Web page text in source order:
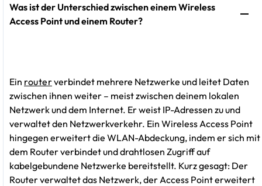
Was ist der Unterschied zwischen einem Wireless
Access Point und einem Router?
Ein routerverbindet mehrere Netzwerke und leitet Daten
zwischen ihnen weiter – meist zwischen deinem lokalen
Netzwerk und dem Internet. Er weist IP-Adressen zu und
verwaltet den Netzwerkverkehr. Ein Wireless Access Point
hingegen erweitert die WLAN-Abdeckung, indem er sich mit
dem Router verbindet und drahtlosen Zugriff auf
kabelgebundene Netzwerke bereitstellt. Kurz gesagt: Der
Router verwaltet das Netzwerk, der Access Point erweitert